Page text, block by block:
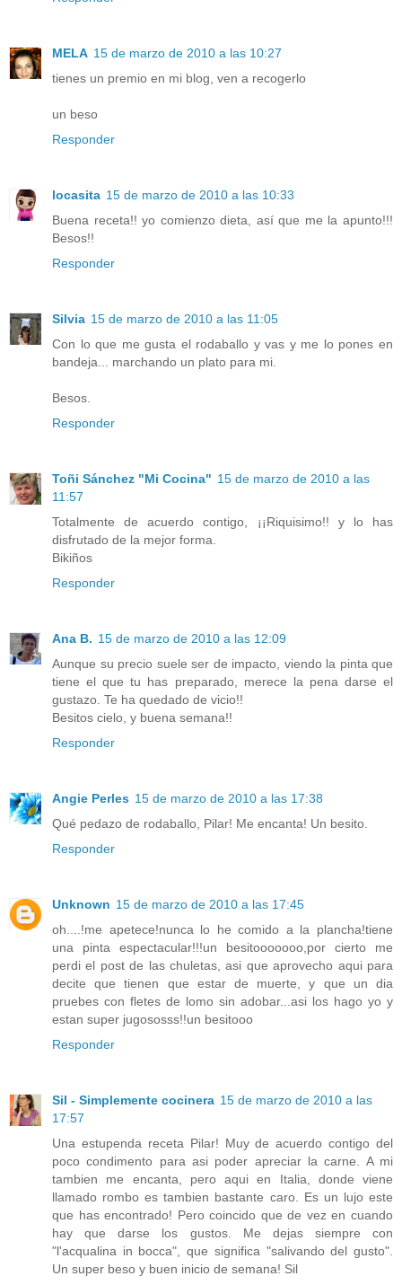
MELA 15 de marzo de 2010 a las 10:27
tienes un premio en mi blog, ven a recogerlo
un beso
Responder
locasita 15 de marzo de 2010 a las 10:33
Buena receta!! yo comienzo dieta, así que me la apunto!!!
Besos!!
Responder
Silvia 15 de marzo de 2010 a las 11:05
Con lo que me gusta el rodaballo y vas y me lo pones en
bandeja... marchando un plato para mi.
Besos.
Responder
Toñi Sánchez "Mi Cocina" 15 de marzo de 2010 a las
11:57
Totalmente de acuerdo contigo, ¡¡Riquisimo!! y lo has
disfrutado de la mejor forma.
Bikiños
Responder
Ana B. 15 de marzo de 2010 a las 12:09
Aunque su precio suele ser de impacto, viendo la pinta que
tiene el que tu has preparado, merece la pena darse el
gustazo. Te ha quedado de vicio!!
Besitos cielo, y buena semana!!
Responder
Angie Perles 15 de marzo de 2010 a las 17:38
Qué pedazo de rodaballo, Pilar! Me encanta! Un besito.
Responder
Unknown 15 de marzo de 2010 a las 17:45
oh....!me apetece!nunca lo he comido a la plancha!tiene
una pinta espectacular!!!un besitooooooo,por cierto me
perdi el post de las chuletas, asi que aprovecho aqui para
decite que tienen que estar de muerte, y que un dia
pruebes con fletes de lomo sin adobar...asi los hago yo y
estan super jugososss!!un besitooo
Responder
Sil - Simplemente cocinera 15 de marzo de 2010 a las
17:57
Una estupenda receta Pilar! Muy de acuerdo contigo del
poco condimento para asi poder apreciar la carne. A mi
tambien me encanta, pero aqui en Italia, donde viene
llamado rombo es tambien bastante caro. Es un lujo este
que has encontrado! Pero coincido que de vez en cuando
hay que darse los gustos. Me dejas siempre con
"l'acqualina in bocca", que significa "salivando del gusto".
Un super beso y buen inicio de semana! Sil